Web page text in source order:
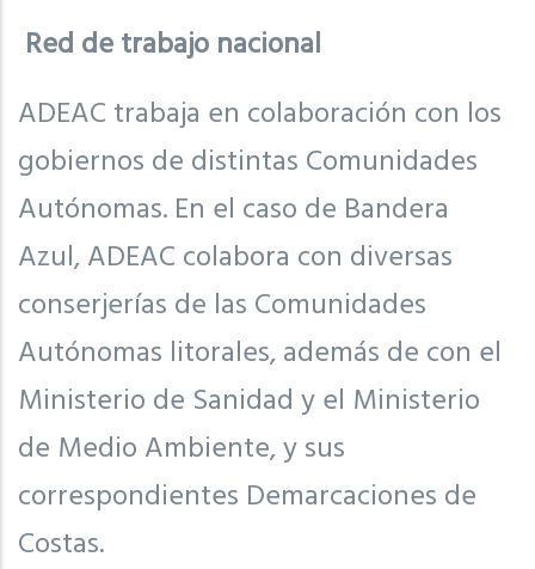
Red de trabajo nacional
ADEAC trabaja en colaboración con los
gobiernos de distintas Comunidades
Autónomas. En el caso de Bandera
Azul, ADEAC colabora con diversas
conserjerías de las Comunidades
Autónomas litorales, además de con el
Ministerio de Sanidad y el Ministerio
de Medio Ambiente, y sus
correspondientes Demarcaciones de
Costas.